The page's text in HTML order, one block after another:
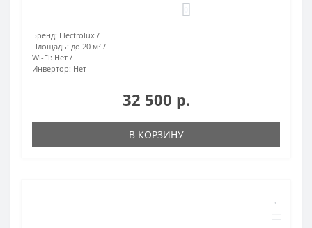
Бренд: Electrolux
Площадь: до 20 м²
Wi-Fi: Нет
Инвертор: Нет
32 500 р.
В КОРЗИНУ